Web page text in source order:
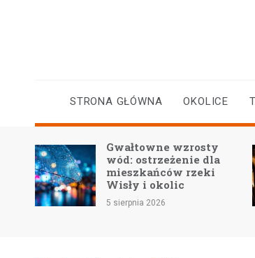
STRONA GŁÓWNA OKOLICE
Gwałtowne wzrosty
wód: ostrzeżenie dla
mieszkańców rzeki
Wisły i okolic
5 sierpnia 2026